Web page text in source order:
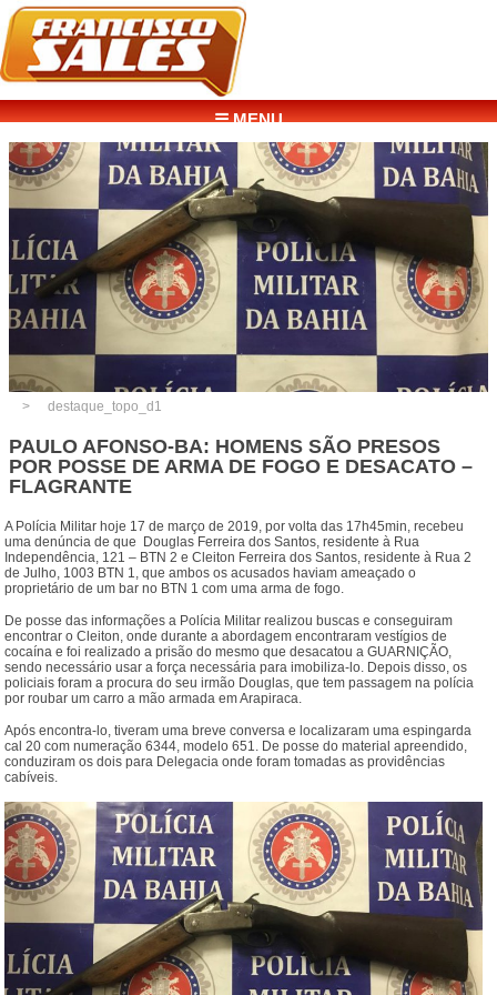
☰ MENU
destaque_topo_d1
PAULO AFONSO-BA: HOMENS SÃO PRESOS
POR POSSE DE ARMA DE FOGO E DESACATO –
FLAGRANTE
A Polícia Militar hoje 17 de março de 2019, por volta das 17h45min, recebeu
uma denúncia de que Douglas Ferreira dos Santos, residente à Rua
Independência, 121 – BTN 2 e Cleiton Ferreira dos Santos, residente à Rua 2
de Julho, 1003 BTN 1, que ambos os acusados haviam ameaçado o
proprietário de um bar no BTN 1 com uma arma de fogo.
De posse das informações a Polícia Militar realizou buscas e conseguiram
encontrar o Cleiton, onde durante a abordagem encontraram vestígios de
cocaína e foi realizado a prisão do mesmo que desacatou a GUARNIÇÃO,
sendo necessário usar a força necessária para imobiliza-lo. Depois disso, os
policiais foram a procura do seu irmão Douglas, que tem passagem na polícia
por roubar um carro a mão armada em Arapiraca.
Após encontra-lo, tiveram uma breve conversa e localizaram uma espingarda
cal 20 com numeração 6344, modelo 651. De posse do material apreendido,
conduziram os dois para Delegacia onde foram tomadas as providências
cabíveis.